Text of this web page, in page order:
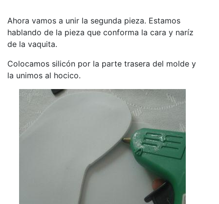
Ahora vamos a unir la segunda pieza. Estamos
hablando de la pieza que conforma la cara y naríz
de la vaquita.
Colocamos silicón por la parte trasera del molde y
la unimos al hocico.